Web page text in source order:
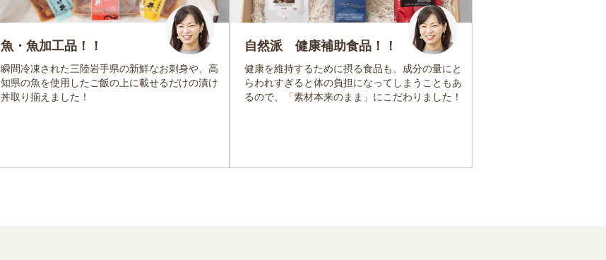
魚・魚加工品！！
瞬間冷凍された三陸岩手県の新鮮なお刺身や、高
知県の魚を使用したご飯の上に載せるだけの漬け
丼取り揃えました！
自然派 健康補助食品！！
健康を維持するために摂る食品も、成分の量にと
らわれすぎると体の負担になってしまうこともあ
るので、「素材本来のまま」にこだわりました！